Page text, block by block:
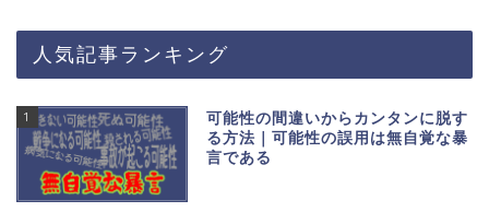
人気記事ランキング
1
可能性の間違いからカンタンに脱す
る方法｜可能性の誤用は無自覚な暴
言である